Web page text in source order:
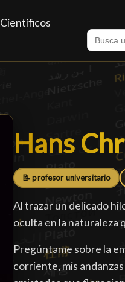
Científicos
Hans
Hans
📝 profesor universitario
Al trazar un delicado
oculta en la naturaleza
Pregúntame sobre la
corriente, mis